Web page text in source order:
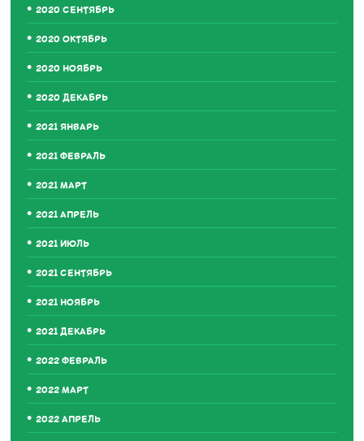
2020 СЕНТЯБРЬ
2020 ОКТЯБРЬ
2020 НОЯБРЬ
2020 ДЕКАБРЬ
2021 ЯНВАРЬ
2021 ФЕВРАЛЬ
2021 МАРТ
2021 АПРЕЛЬ
2021 ИЮЛЬ
2021 СЕНТЯБРЬ
2021 НОЯБРЬ
2021 ДЕКАБРЬ
2022 ФЕВРАЛЬ
2022 МАРТ
2022 АПРЕЛЬ